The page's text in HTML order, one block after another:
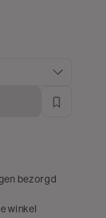
bezorgd
winkel